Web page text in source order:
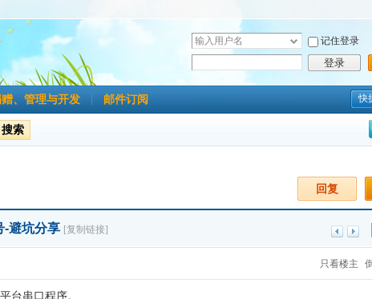
用
户
名
记住登录
登录
快
、管理与开发 邮件订阅
搜索
回复
-避坑分享 [复制链接]
只看楼主
台串口程序。